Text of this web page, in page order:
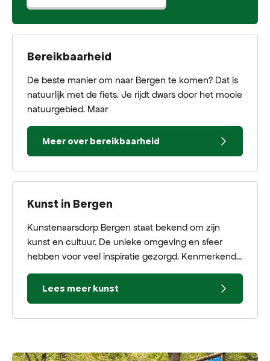
Bereikbaarheid
De beste manier om naar Bergen te komen? Dat is
natuurlijk met de fiets. Je rijdt dwars door het mooie
natuurgebied. Maar
Meer over bereikbaarheid
Kunst in Bergen
Kunstenaarsdorp Bergen staat bekend om zijn
kunst en cultuur. De unieke omgeving en sfeer
hebben voor veel inspiratie gezorgd. Kenmerkend
voor de kunst in Bergen: de Bergense School.
Lees meer kunst